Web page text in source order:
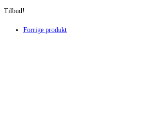
Tilbud!
Forrige produkt